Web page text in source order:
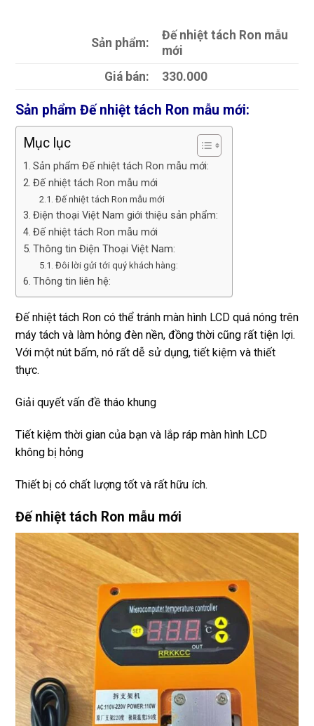
Sản phẩm:
Đế nhiệt tách Ron mẫu
mới
Giá bán:
330.000
Sản phẩm Đế nhiệt tách Ron mẫu mới:
Mục lục
Sản phẩm Đế nhiệt tách Ron mẫu mới:
Đế nhiệt tách Ron mẫu mới
Đế nhiệt tách Ron mẫu mới
Điện thoại Việt Nam giới thiệu sản phẩm:
Đế nhiệt tách Ron mẫu mới
Thông tin Điện Thoại Việt Nam:
Đôi lời gửi tới quý khách hàng:
Thông tin liên hệ:
Đế nhiệt tách Ron có thể tránh màn hình LCD quá nóng trên
máy tách và làm hỏng đèn nền, đồng thời cũng rất tiện lợi.
Với một nút bấm, nó rất dễ sử dụng, tiết kiệm và thiết
thực.
Giải quyết vấn đề tháo khung
Tiết kiệm thời gian của bạn và lắp ráp màn hình LCD
không bị hỏng
Thiết bị có chất lượng tốt và rất hữu ích.
Đế nhiệt tách Ron mẫu mới